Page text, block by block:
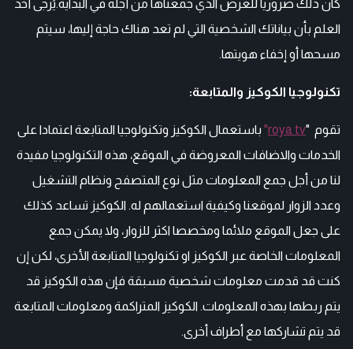
كان ذلك ضرورياً للغرض الذي جمعناها من أجله في البداية.يُرجى أخذ
العلم بأن بياناتك الشخصية التي لم تعد هناك حاجة إليها، سيتم
مسحها أو إخفاء هويتها.
تكنولوجيا الكوكيز والمتابعة:
تقوم "roya tv
" باستعمال الكوكيز وتكنولوجيا المتابعة اعتمادا على
الخدمات والاضافات المعروضة في الموقع، هذه التكنولوجيا مفيدة
لنا من أجل جمع المعلومات مثل نوع المتصفح ونظام التشغيل
وعدد الزوار لموقعنا وكيفية استعمالهم له. الكوكيز تساعد كذلك
على جعل الموقع ملائما ومخصصا اكثر للزوار، ولا يمكن جمع
المعلومات الخاصة عبر الكوكيز او تكنولوجيا المتابعة الأخرى، لكن إن
كنت قد قدمت معلومات شخصية مسبقة فإن هذه الكوكيز قد
يتم ربطها بهذه المعلومات. الكوكيز المتراكمة ومعلومات المتابعة
قد يتم تشاركها مع أطراف أخرى.